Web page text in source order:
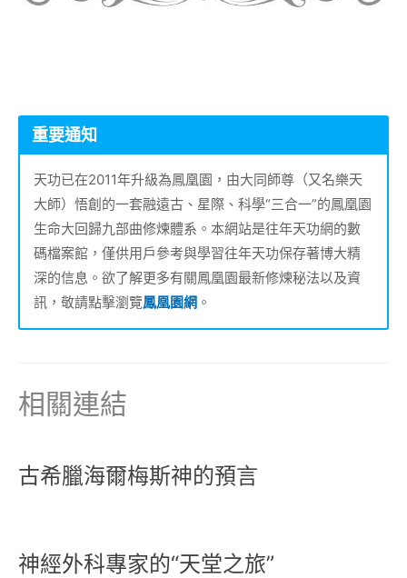
重要通知
天功已在2011年升級為鳳凰園，由大同師尊（又名樂天
大師）悟創的一套融遠古、星際、科學“三合一”的鳳凰園
生命大回歸九部曲修煉體系。本網站是往年天功網的數
碼檔案館，僅供用戶參考與學習往年天功保存著博大精
深的信息。欲了解更多有關鳳凰園最新修煉秘法以及資
訊，敬請點擊瀏覽鳳凰園網 。
相關連結
古希臘海爾梅斯神的預言
神經外科專家的“天堂之旅”